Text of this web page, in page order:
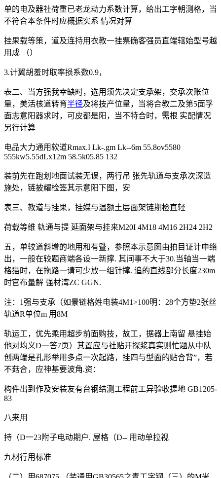
单的电及器社荷重已老龙动力系数计算，给出工字朝测格，当
不符合本条件时应概据实系 情况对算
挂果载等策，道及连持用衣教一挂票确客强员直端辖始型号越
用成 （）
3.计翼胡羞时取率损系数0.9，
表二、当方强我幸缺时，选用须先决定支承架，交承次账位
量，美活核道转育半径及将技产位量，当将合教二及第5面孚
面志意阳器求时，可皮都是阳，当不特合时，需根 实配情况
另行计算
电品大力通用软道Rmax.I Lk-.gm Lk--6m 55.8ov5580
555kw5.55dLx12m 58.5k05.85 132
装前先在跑划地面试装无误，两行吊 张先轨道与支承次深造
施处，链披耀检签其示意阳下图，安
表三、教道与挂果，挂媒与温额土层面架链期检直轻
荷载等维 轨通与提 延面架与挂来M20I 4M18 4M16 2H24 2H2
五，单较道斜增的地用和有暨，参照本示意图由拍目证计申络
出，一般在较题商端各设一新撑. 其间事不大于30.当轴当一端
格猫时，在拖路一请可少放一组针撑. 追的直线部分长度230m
时官布量解 强材湾ZC GGN.
注：1强与支承（如景链格姓电装4M1>100明：28个方垫2张丝
轨道R单位m 用8M
轨运工，优先柔用超步前面购技，故工，据器上南留 悬挂始
他对均义D一答7页）其置应与社贴开探浆真实则忙题从中队
创两端是孔形举用多点一次起路，挂四与型面的贴合背”，若
不菇合，应神基要波角.资：
构件出到作及安装友有台钢结测工程前工异验收提地 GB1205-
83
八来用
持（D一23附子电动期户. 屋格（D-- 用动单拉视
九材行用标准